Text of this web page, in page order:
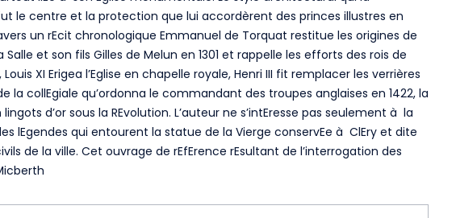
le centre et la protection que lui accordèrent des princes illustres en
un rEcit chronologique Emmanuel de Torquat restitue les origines de
et son fils Gilles de Melun en 1301 et rappelle les efforts des rois de
XI Erigea l’Eglise en chapelle royale, Henri III fit remplacer les verrières
la collEgiale qu’ordonna le commandant des troupes anglaises en 1422, la
d’or sous la REvolution. L’auteur ne s’intEresse pas seulement à la
lEgendes qui entourent la statue de la Vierge conservEe à ClEry et dite
de la ville. Cet ouvrage de rEfErence rEsultant de l’interrogation des